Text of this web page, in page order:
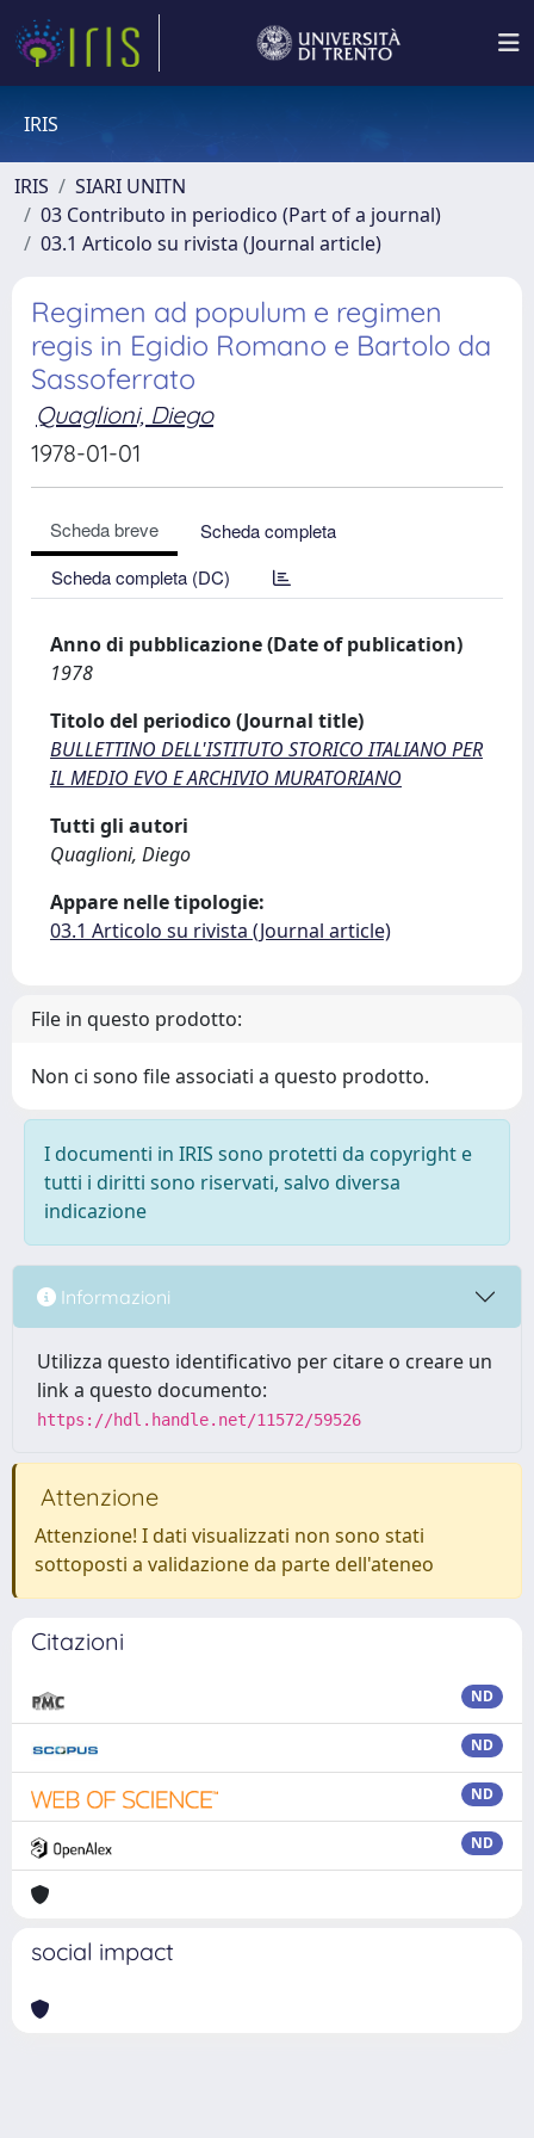
IRIS
IRIS
SIARI UNITN
03 Contributo in periodico (Part of a journal)
03.1 Articolo su rivista (Journal article)
Regimen ad populum e regimen
regis in Egidio Romano e Bartolo da
Sassoferrato
Quaglioni, Diego
1978-01-01
Scheda breve
Scheda completa
Scheda completa (DC)
Anno di pubblicazione (Date of publication)
1978
Titolo del periodico (Journal title)
BULLETTINO DELL'ISTITUTO STORICO ITALIANO PER
IL MEDIO EVO E ARCHIVIO MURATORIANO
Tutti gli autori
Quaglioni, Diego
Appare nelle tipologie:
03.1 Articolo su rivista (Journal article)
File in questo prodotto:
Non ci sono file associati a questo prodotto.
I documenti in IRIS sono protetti da copyright e
tutti i diritti sono riservati, salvo diversa
indicazione
Informazioni
Utilizza questo identificativo per citare o creare un
link a questo documento:
https://hdl.handle.net/11572/59526
Attenzione
Attenzione! I dati visualizzati non sono stati
sottoposti a validazione da parte dell'ateneo
Citazioni
ND
ND
ND
ND
social impact